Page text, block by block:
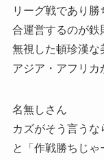
リーグ戦であり
合運営するのが鉄
無視した頓珍漢な
アジア・アフリカ
名無しさん
カズがそう言うな
と「作戦勝ちじゃ